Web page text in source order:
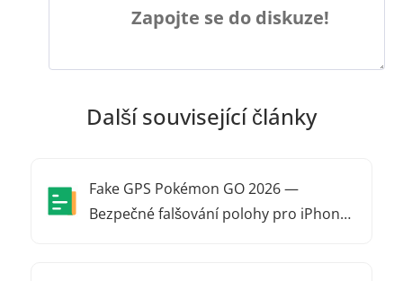
Zapojte se do diskuze!
Další související články
Fake GPS Pokémon GO 2026 —
Bezpečné falšování polohy pro iPhone